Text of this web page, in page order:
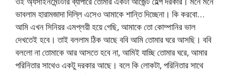
ভাবলাম হারামজাদা দিল্লি এসেও আমাকে শান্তি দিচ্ছেনা। কি করবো…
আমি এখন সিনিয়র এমপ্লয়ী হয়ে গেছি, আমাকে তো কোম্পানির ভাল
দেখতেই হবে। তাই বললাম ঠিক আছে ববি আমি তোমার ঘরে আসছি। ববি
বললো না তোমাকে আর আসতে হবে না, আমিই যাচ্ছি তোমার ঘরে, আমার
পরিনিতার সাথেও একটু দরকার আছে। বলে কি লোকটা, পরিনিতার সাথে